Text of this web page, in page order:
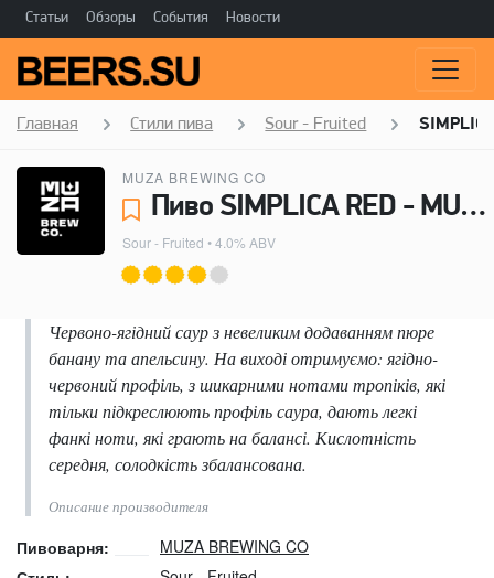
Статьи Обзоры События Новости
Главная Стили пива Sour - Fruited
MUZA BREWING CO
Пиво SIMPLICA RED - MUZA BREWING CO
Sour - Fruited • 4.0% ABV
Червоно-ягідний саур з невеликим додаванням пюре
банану та апельсину. На виході отримуємо: ягідно-
червоний профіль, з шикарними нотами тропіків, які
тільки підкреслюють профіль саура, дають легкі
фанкі ноти, які грають на балансі. Кислотність
середня, солодкість збалансована.
Описание производителя
Пивоварня:
MUZA BREWING CO